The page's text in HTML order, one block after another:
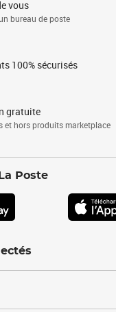
vous
bureau de poste
100% sécurisés
gratuite
et hors produits marketplace
Poste